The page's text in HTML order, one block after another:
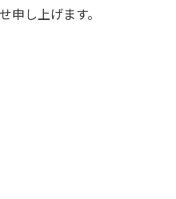
申し上げます。